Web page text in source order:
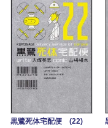
黒鷺死体宅配便 (22)